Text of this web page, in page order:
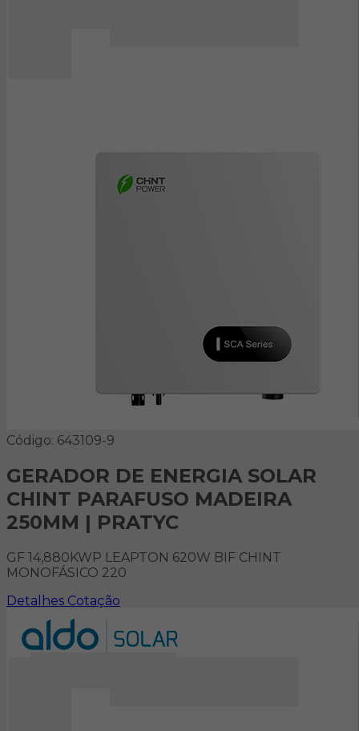
Código: 643109-9
GERADOR DE ENERGIA SOLAR
CHINT PARAFUSO MADEIRA
250MM | PRATYC
GF 14,880KWP LEAPTON 620W BIF CHINT
MONOFÁSICO 220
Detalhes Cotação